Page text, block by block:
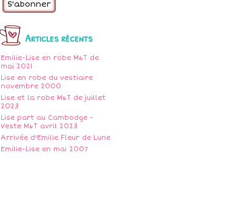
Articles récents
Emilie-Lise en robe M&T de
mai 2021
Lise en robe du vestiaire
novembre 2000
Lise et la robe M&T de juillet
2023
Lise part au Cambodge -
Veste M&T avril 2023
Arrivée d'Emilie Fleur de Lune
Emilie-Lise en mai 2007